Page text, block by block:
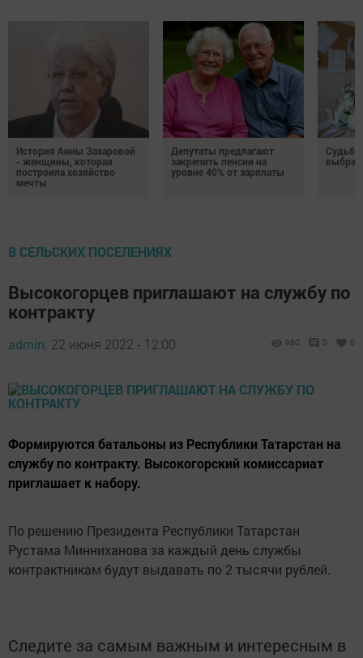
История Анны Захаровой
- женщины, которая
построила хозяйство
мечты
Депутаты предлагают
закрепить пенсии на
уровне 40% от зарплаты
В СЕЛЬСКИХ ПОСЕЛЕНИЯХ
Высокогорцев приглашают на службу по
контракту
admin, 22 июня 2022 - 12:00 960 0 0
Формируются батальоны из Республики Татарстан на
службу по контракту. Высокогорский комиссариат
приглашает к набору.
По решению Президента Республики Татарстан
Рустама Минниханова за каждый день службы
контрактникам будут выдавать по 2 тысячи рублей.
Следите за самым важным и интересным в